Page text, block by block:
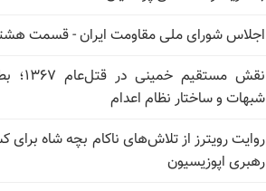
اجلاس شورای ملی مقاومت ایران - قسمت
نقش مستقیم خمینی
شبهات و ساختار نظام اعدام
روایت رویترز از تلاش‌های ناکام بچه شاه
رهبری اپوزیسیون